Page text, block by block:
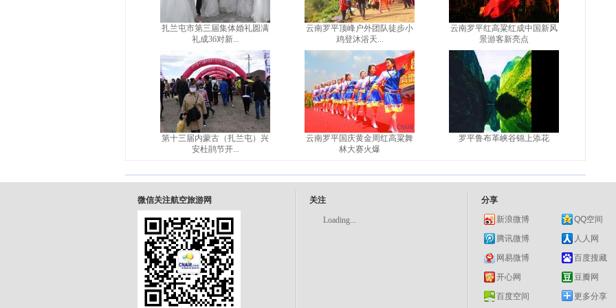
扎兰屯市第三届集体婚礼圆满
礼成36对新...
第十三届内蒙古（扎兰屯）兴
安杜鹃节开...
云南罗平顶峰户外团队徒步小
鸡登沐浴天...
云南罗平国庆黄金周红高粱舞
林大赛火爆
云南罗平红高粱红成中国新风
景游客新亮点
罗平鲁布革峡谷锦上添花
微信关注航空旅游网 关注
Loading...
分享
新浪微博
QQ空间
腾讯微博
人人网
网易微博
百度搜藏
开心网
豆瓣网
百度空间
更多分享